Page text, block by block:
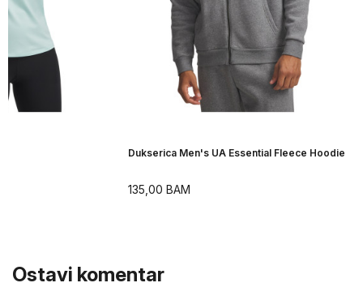
Dukserica Men's UA Essential Fleece Hoodie
135,00 BAM
Ostavi komentar